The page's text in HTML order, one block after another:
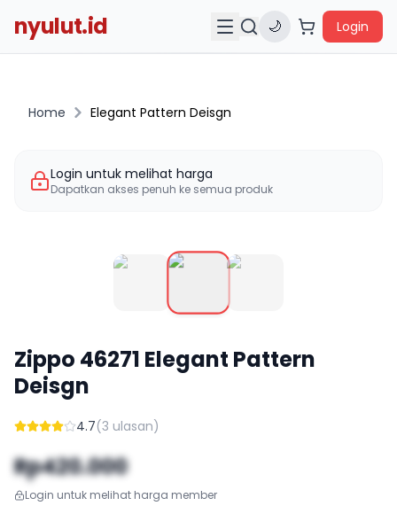
nyulut.id 🌙 Login
Home Elegant Pattern Deisgn
Login untuk melihat harga
Dapatkan akses penuh ke semua produk
Zippo 46271 Elegant Pattern
Deisgn
4.7(3 ulasan)
Rp420.000
Login untuk melihat harga member